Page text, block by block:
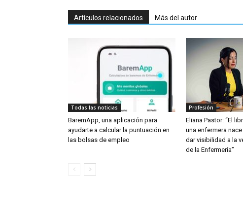
Artículos relacionados Más del autor
Todas las noticias
BaremApp, una aplicación para
ayudarte a calcular la puntuación en
las bolsas de empleo
Profesión
Eliana Pastor: “El
una enfermera
dar visibilidad a la
de la Enfermería”